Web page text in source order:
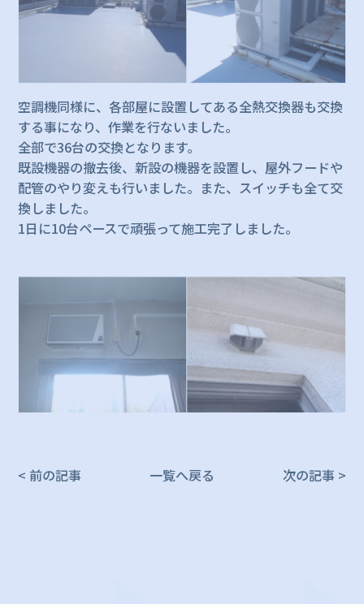
空調機同様に、各部屋に設置してある全熱交換器も交換
する事になり、作業を行ないました。
全部で36台の交換となります。
既設機器の撤去後、新設の機器を設置し、屋外フードや
配管のやり変えも行いました。また、スイッチも全て交
換しました。
1日に10台ペースで頑張って施工完了しました。
< 前の記事 一覧へ戻る 次の記事 >